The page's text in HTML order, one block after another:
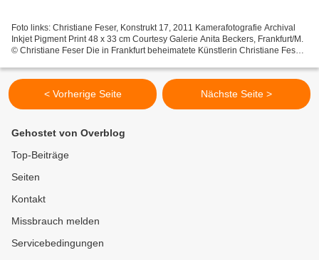
Foto links: Christiane Feser, Konstrukt 17, 2011 Kamerafotografie Archival
Inkjet Pigment Print 48 x 33 cm Courtesy Galerie Anita Beckers, Frankfurt/M.
© Christiane Feser Die in Frankfurt beheimatete Künstlerin Christiane Feser,
< Vorherige Seite Nächste Seite >
Gehostet von Overblog
Top-Beiträge
Seiten
Kontakt
Missbrauch melden
Servicebedingungen